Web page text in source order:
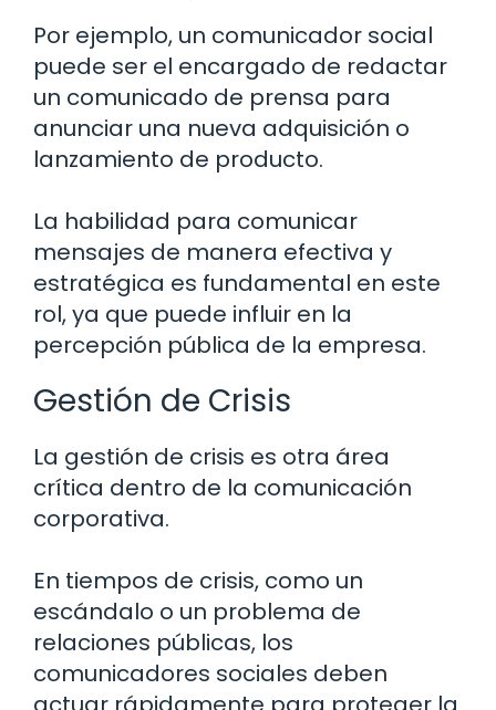
Por ejemplo, un comunicador social
puede ser el encargado de redactar
un comunicado de prensa para
anunciar una nueva adquisición o
lanzamiento de producto.
La habilidad para comunicar
mensajes de manera efectiva y
estratégica es fundamental en este
rol, ya que puede influir en la
percepción pública de la empresa.
Gestión de Crisis
La gestión de crisis es otra área
crítica dentro de la comunicación
corporativa.
En tiempos de crisis, como un
escándalo o un problema de
relaciones públicas, los
comunicadores sociales deben